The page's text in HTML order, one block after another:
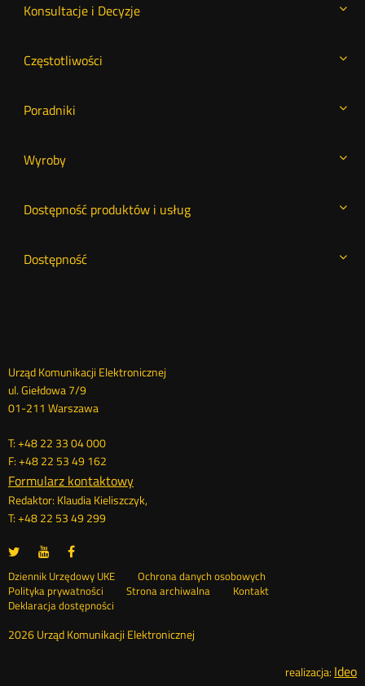
Konsultacje i Decyzje
Częstotliwości
Poradniki
Wyroby
Dostępność produktów i usług
Dostępność
Dane
kontaktowe
Urząd Komunikacji Elektronicznej
ul. Giełdowa 7/9
01-211 Warszawa
T: +48 22 33 04 000
F: +48 22 53 49 162
Formularz kontaktowy
Redaktor: Klaudia Kieliszczyk,
T: +48 22 53 49 299
UKE
portalu
Twitter
Otwórz
nowym
oknie
UKE
portalu
Youtube
Otwórz
nowym
oknie
portalu
Facebook
nowym
oknie
Stopka
menu
Dziennik Urzędowy UKE Otwórz
Ochrona danych osobowych
Polityka prywatności
Otwórz
w
oknie
Strona archiwalna
Kontakt
Deklaracja dostępności
2026 Urząd Komunikacji Elektronicznej
realizacja: Ideo